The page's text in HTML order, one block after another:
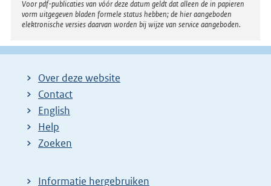
i
n
k
Voor pdf-publicaties van vóór deze datum geldt dat alleen de in papieren
vorm uitgegeven bladen formele status hebben; de hier aangeboden
elektronische versies daarvan worden bij wijze van service aangeboden.
Over deze website
Contact
English
Help
Zoeken
Informatie hergebruiken